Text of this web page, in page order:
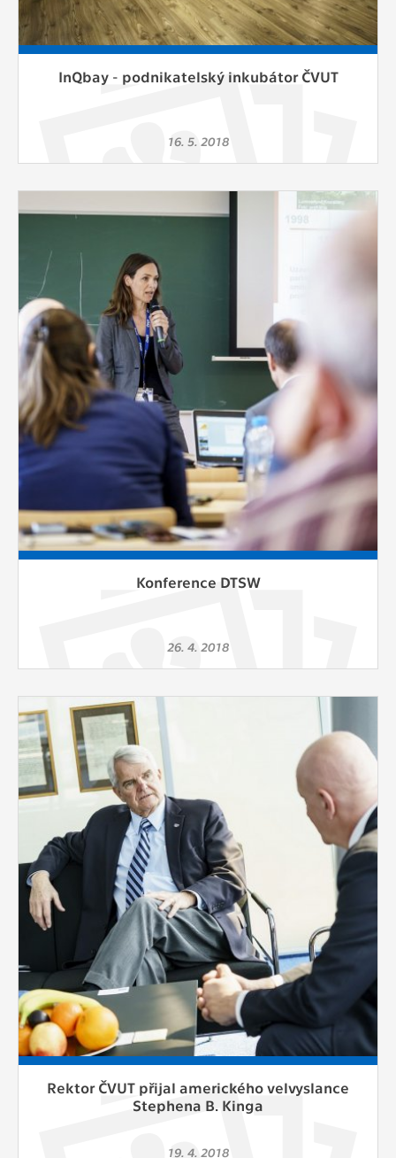
InQbay - podnikatelský inkubátor ČVUT
16. 5. 2018
Konference DTSW
26. 4. 2018
Rektor ČVUT přijal amerického velvyslance
Stephena B. Kinga
19. 4. 2018